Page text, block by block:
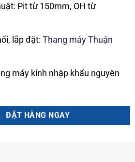
Pit từ 150mm, OH từ
lắp đặt:Thang máy Thuận
máy kính nhập khẩu nguyên
ĐẶT HÀNG NGAY